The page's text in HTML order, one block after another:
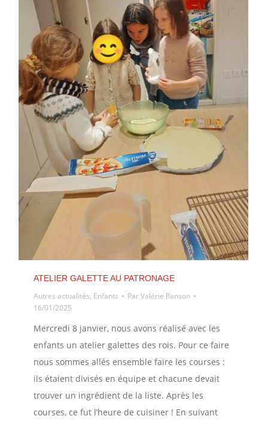
ATELIER GALETTE AU PATRONAGE
Autres actualités, Enfants ParValérie Ranson
16/01/2025
Mercredi 8 janvier, nous avons réalisé avec les
enfants un atelier galettes des rois. Pour ce faire
nous sommes allés ensemble faire les courses :
ils étaient divisés en équipe et chacune devait
trouver un ingrédient de la liste. Après les
courses, ce fut l’heure de cuisiner ! En suivant